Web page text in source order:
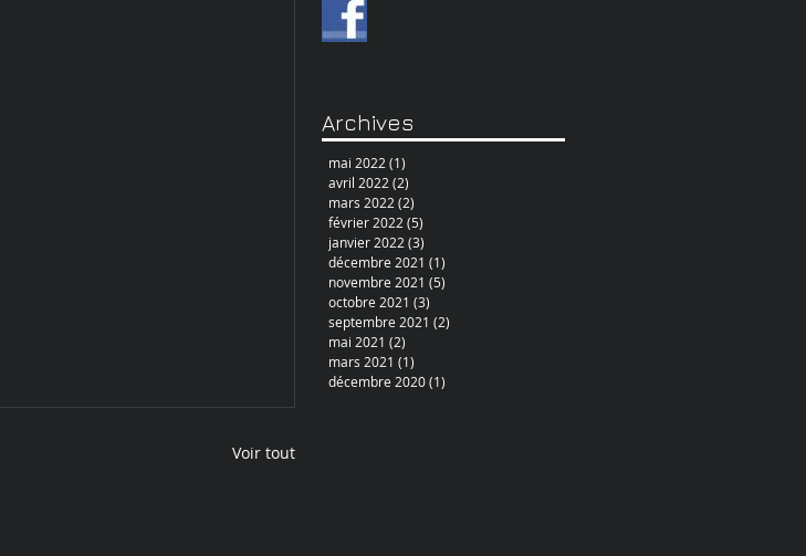
Voir tout
Archives
mai 2022 (1)
avril 2022 (2)
mars 2022 (2)
février 2022 (5)
janvier 2022 (3)
décembre 2021 (1)
novembre 2021 (5)
octobre 2021 (3)
septembre 2021 (2)
mai 2021 (2)
mars 2021 (1)
décembre 2020(1)